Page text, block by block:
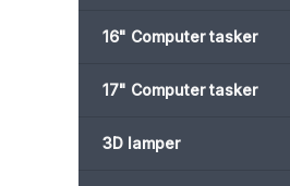
16" Computer tasker
17" Computer tasker
3D lamper